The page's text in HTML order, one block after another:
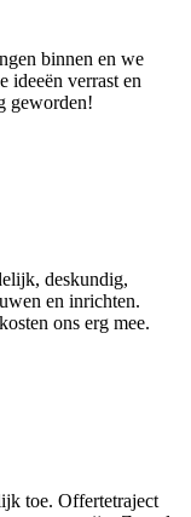
binnen en we
ideeën verrast en
geworden!
deskundig,
en inrichten.
ons erg mee.
toe. Offertetraject